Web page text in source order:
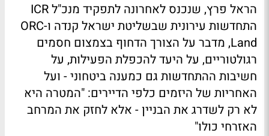
הראל פרץ, שנכנס לאחרונה לתפקיד מנכ"ל ICR
התחדשות עירונית שבשליטת ישראל קנדה ו-ORC
Land, מדבר על הצורך הדחוף בצמצום חסמים
רגולטוריים, על היעד להכפלת הפעילות, על
חשיבות ההתחדשות גם כמענה ביטחוני - ועל
האחריות של היזמים כלפי הדיירים: "המטרה היא
לא רק לשדרג את הבניין - אלא לחזק את המרחב
האזרחי כולו"